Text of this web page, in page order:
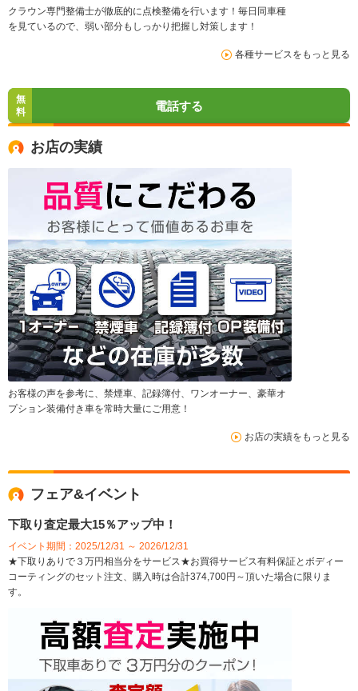
クラウン専門整備士が徹底的に点検整備を行います！毎日同車種
を見ているので、弱い部分もしっかり把握し対策します！
各種サービスをもっと見る
無
料
電話する
お店の実績
お客様の声を参考に、禁煙車、記録簿付、ワンオーナー、豪華オ
プション装備付き車を常時大量にご用意！
お店の実績をもっと見る
フェア&イベント
下取り査定最大15％アップ中！
イベント期間：2025/12/31 ～ 2026/12/31
★下取りありで３万円相当分をサービス★お買得サービス有料保証とボディー
コーティングのセット注文、購入時は合計374,700円～頂いた場合に限りま
す。